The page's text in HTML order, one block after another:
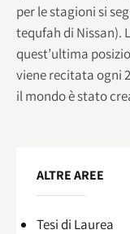
per le stagioni si
tequfah di Nissan).
quest’ultima
viene recitata ogni
il mondo è stato
ALTRE AREE
Tesi di Laurea